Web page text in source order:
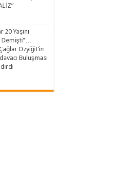
20 Yaşını
Demişti”…
Özyiğit’in
Buluşması